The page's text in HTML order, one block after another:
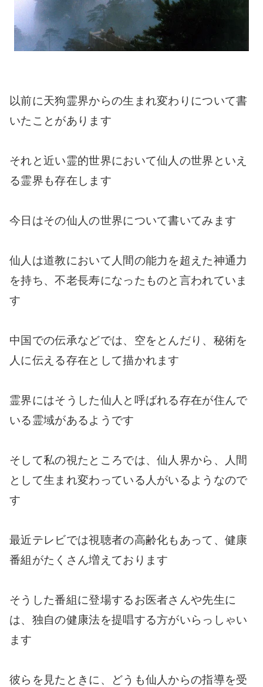
以前に天狗霊界からの生まれ変わりについて書
いたことがあります
それと近い霊的世界において仙人の世界といえ
る霊界も存在します
今日はその仙人の世界について書いてみます
仙人は道教において人間の能力を超えた神通力
を持ち、不老長寿になったものと言われていま
す
中国での伝承などでは、空をとんだり、秘術を
人に伝える存在として描かれます
霊界にはそうした仙人と呼ばれる存在が住んで
いる霊域があるようです
そして私の視たところでは、仙人界から、人間
として生まれ変わっている人がいるようなので
す
最近テレビでは視聴者の高齢化もあって、健康
番組がたくさん増えております
そうした番組に登場するお医者さんや先生に
は、独自の健康法を提唱する方がいらっしゃい
ます
彼らを見たときに、どうも仙人からの指導を受